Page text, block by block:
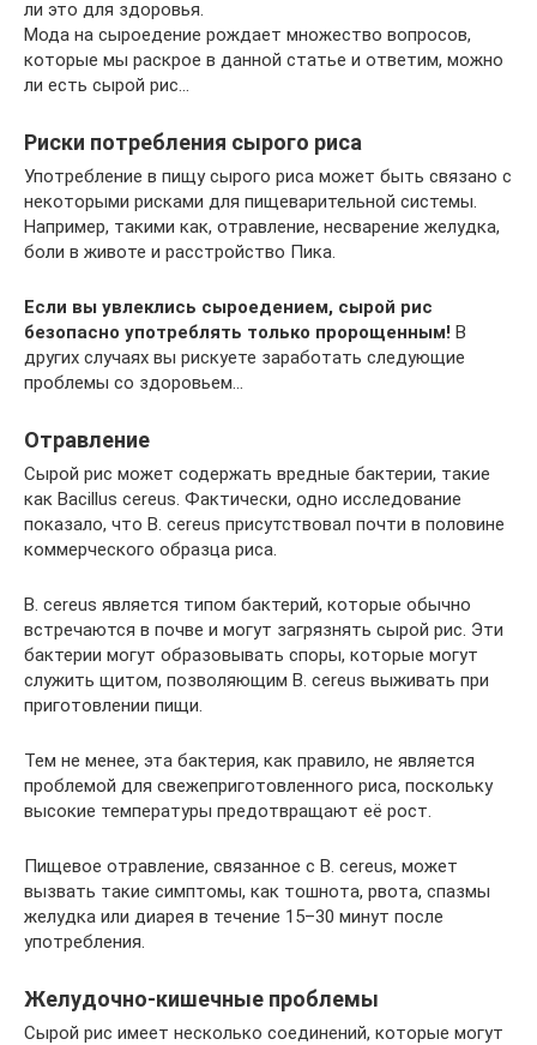
ли это для здоровья.
Мода на сыроедение рождает множество вопросов,
которые мы раскрое в данной статье и ответим, можно
ли есть сырой рис…
Риски потребления сырого риса
Употребление в пищу сырого риса может быть связано с
некоторыми рисками для пищеварительной системы.
Например, такими как, отравление, несварение желудка,
боли в животе и расстройство Пика.
Если вы увлеклись сыроедением, сырой рис
безопасно употреблять только пророщенным! В
других случаях вы рискуете заработать следующие
проблемы со здоровьем…
Отравление
Сырой рис может содержать вредные бактерии, такие
как Bacillus cereus. Фактически, одно исследование
показало, что B. cereus присутствовал почти в половине
коммерческого образца риса.
B. cereus является типом бактерий, которые обычно
встречаются в почве и могут загрязнять сырой рис. Эти
бактерии могут образовывать споры, которые могут
служить щитом, позволяющим B. cereus выживать при
приготовлении пищи.
Тем не менее, эта бактерия, как правило, не является
проблемой для свежеприготовленного риса, поскольку
высокие температуры предотвращают её рост.
Пищевое отравление, связанное с B. cereus, может
вызвать такие симптомы, как тошнота, рвота, спазмы
желудка или диарея в течение 15–30 минут после
употребления.
Желудочно-кишечные проблемы
Сырой рис имеет несколько соединений, которые могут